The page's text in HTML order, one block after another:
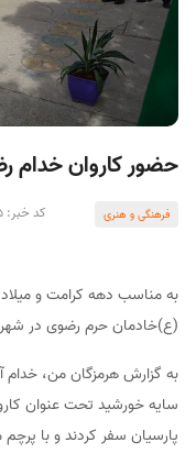
حضور کاروان خدام
فرهنگی و هنری کد خبر: 845
به مناسب دهه کرامت و
(ع)خادمان حرم رضوی در
به گزارش هرمزگان من،
سایه خورشید تحت عنوان
پارسیان سفر کردند و با